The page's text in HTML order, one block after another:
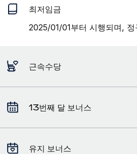
최저임금
2025/01/01부터 시행되며,
근속수당
13번째 달 보너스
유지 보너스